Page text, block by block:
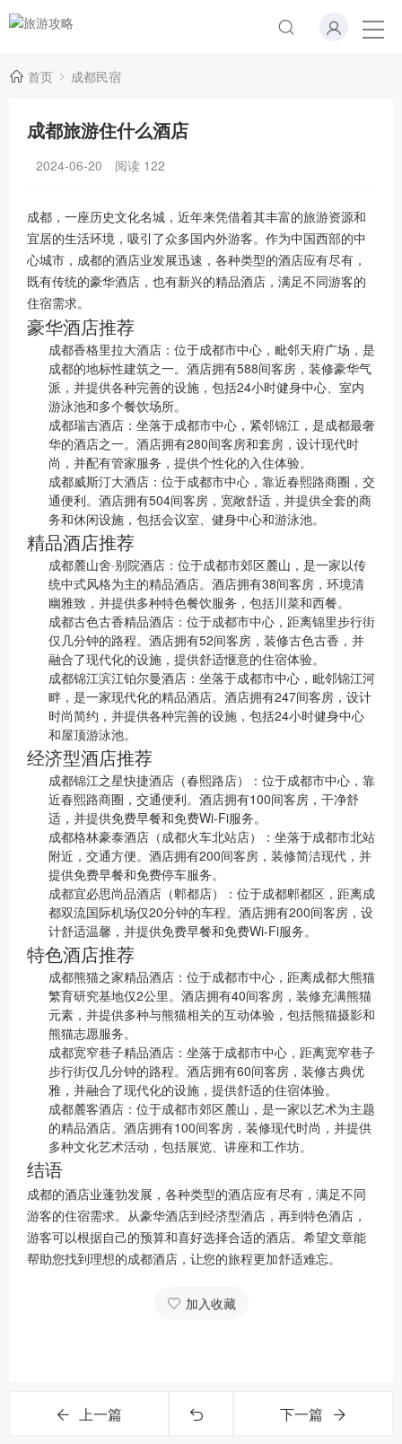
首页 成都民宿
成都旅游住什么酒店
2024-06-20 阅读 122
成都，一座历史文化名城，近年来凭借着其丰富的旅游资源和
宜居的生活环境，吸引了众多国内外游客。作为中国西部的中
心城市，成都的酒店业发展迅速，各种类型的酒店应有尽有，
既有传统的豪华酒店，也有新兴的精品酒店，满足不同游客的
住宿需求。
豪华酒店推荐
成都香格里拉大酒店：位于成都市中心，毗邻天府广场，是
成都的地标性建筑之一。酒店拥有588间客房，装修豪华气
派，并提供各种完善的设施，包括24小时健身中心、室内
游泳池和多个餐饮场所。
成都瑞吉酒店：坐落于成都市中心，紧邻锦江，是成都最奢
华的酒店之一。酒店拥有280间客房和套房，设计现代时
尚，并配有管家服务，提供个性化的入住体验。
成都威斯汀大酒店：位于成都市中心，靠近春熙路商圈，交
通便利。酒店拥有504间客房，宽敞舒适，并提供全套的商
务和休闲设施，包括会议室、健身中心和游泳池。
精品酒店推荐
成都麓山舍·别院酒店：位于成都市郊区麓山，是一家以传
统中式风格为主的精品酒店。酒店拥有38间客房，环境清
幽雅致，并提供多种特色餐饮服务，包括川菜和西餐。
成都古色古香精品酒店：位于成都市中心，距离锦里步行街
仅几分钟的路程。酒店拥有52间客房，装修古色古香，并
融合了现代化的设施，提供舒适惬意的住宿体验。
成都锦江滨江铂尔曼酒店：坐落于成都市中心，毗邻锦江河
畔，是一家现代化的精品酒店。酒店拥有247间客房，设计
时尚简约，并提供各种完善的设施，包括24小时健身中心
和屋顶游泳池。
经济型酒店推荐
成都锦江之星快捷酒店（春熙路店）：位于成都市中心，靠
近春熙路商圈，交通便利。酒店拥有100间客房，干净舒
适，并提供免费早餐和免费Wi-Fi服务。
成都格林豪泰酒店（成都火车北站店）：坐落于成都市北站
附近，交通方便。酒店拥有200间客房，装修简洁现代，并
提供免费早餐和免费停车服务。
成都宜必思尚品酒店（郫都店）：位于成都郫都区，距离成
都双流国际机场仅20分钟的车程。酒店拥有200间客房，设
计舒适温馨，并提供免费早餐和免费Wi-Fi服务。
特色酒店推荐
成都熊猫之家精品酒店：位于成都市中心，距离成都大熊猫
繁育研究基地仅2公里。酒店拥有40间客房，装修充满熊猫
元素，并提供多种与熊猫相关的互动体验，包括熊猫摄影和
熊猫志愿服务。
成都宽窄巷子精品酒店：坐落于成都市中心，距离宽窄巷子
步行街仅几分钟的路程。酒店拥有60间客房，装修古典优
雅，并融合了现代化的设施，提供舒适的住宿体验。
成都麓客酒店：位于成都市郊区麓山，是一家以艺术为主题
的精品酒店。酒店拥有100间客房，装修现代时尚，并提供
多种文化艺术活动，包括展览、讲座和工作坊。
结语
成都的酒店业蓬勃发展，各种类型的酒店应有尽有，满足不同
游客的住宿需求。从豪华酒店到经济型酒店，再到特色酒店，
游客可以根据自己的预算和喜好选择合适的酒店。希望文章能
帮助您找到理想的成都酒店，让您的旅程更加舒适难忘。
加入收藏
上一篇 下一篇